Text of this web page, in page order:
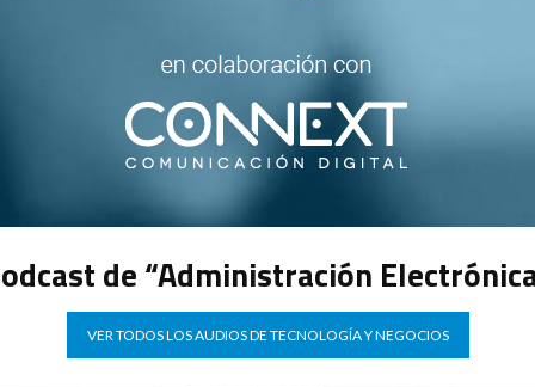
de “Administración
VER TODOS LOS AUDIOS DE TECNOLOGÍA Y NEGOCIOS